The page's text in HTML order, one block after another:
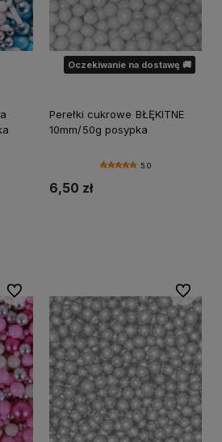
Oczekiwanie na dostawę 🚚
Perełki cukrowe BŁĘKITNE
10mm/50g posypka
5.0
6,50 zł
Do ulubionych Do